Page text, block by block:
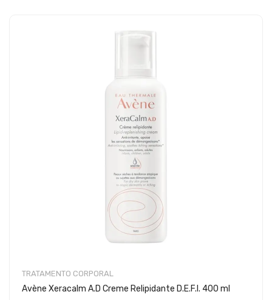
TRATAMENTO CORPORAL
Avène Xeracalm A.D Creme Relipidante D.E.F.I. 400 ml